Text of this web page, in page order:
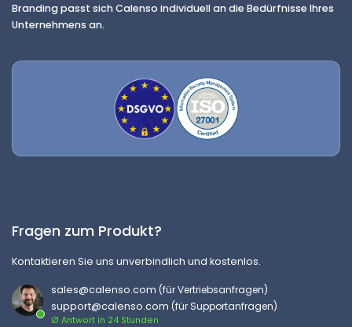
Branding passt sich Calenso individuell an die Bedürfnisse Ihres
Unternehmens an.
Fragen zum Produkt?
Kontaktieren Sie uns unverbindlich und kostenlos.
sales@calenso.com (für Vertriebsanfragen)
support@calenso.com (für Supportanfragen)
Ø Antwort in 24 Stunden